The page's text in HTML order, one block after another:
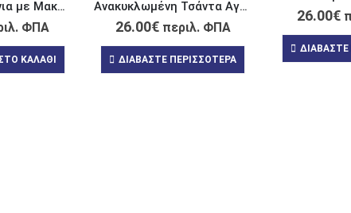
Τσάντα για Ψώνια με Μακριές Λαβές Σμαραγδί “My Vibe is Divine”
ΦΠΑ
ΚΑΛΆΘΙ
Ανακυκλωμένη Τσάντα Αγορών με Επίπεδο Πάτο “Get Up and Enjoy this Life”
26.00€ περιλ. ΦΠΑ
ΔΙΑΒΆΣΤΕ ΠΕΡΙΣΣΌΤΕΡΑ
26.00€